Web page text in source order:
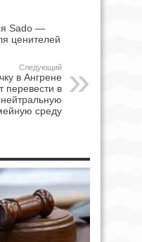
Sado —
ценителей
Следующий
в Ангрене
перевести в
среду